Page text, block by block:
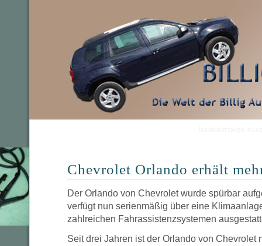
Chevrolet Orlando erhält
Der Orlando von Chevrolet wurde spürbar
verfügt nun serienmäßig über eine
zahlreichen Fahrassistenzsystemen
Seit drei Jahren ist der Orlando von Chevrolet